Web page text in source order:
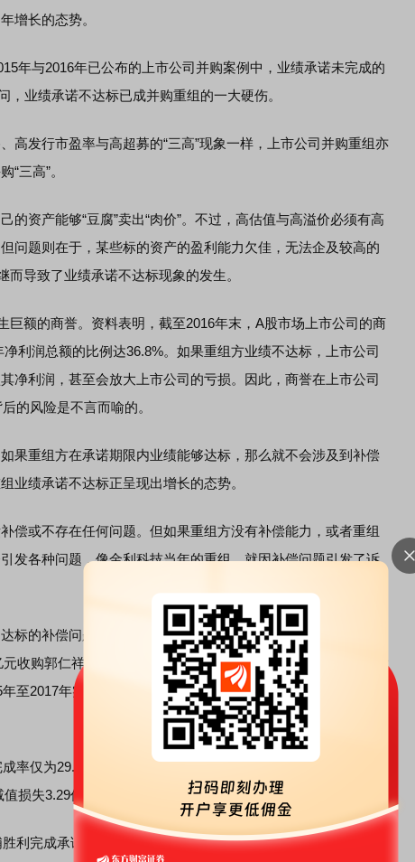
增长的态势。
与2016年已公布的上市公司并购案例中，业绩承诺未完成的
，业绩承诺不达标已成并购重组的一大硬伤。
发行市盈率与高超募的“三高”现象一样，上市公司并购重组亦
三高”。
资产能够“豆腐”卖出“肉价”。不过，高估值与高溢价必须有高
问题则在于，某些标的资产的盈利能力欠佳，无法企及较高的
而导致了业绩承诺不达标现象的发生。
额的商誉。资料表明，截至2016年末，A股市场上市公司的商
利润总额的比例达36.8%。如果重组方业绩不达标，上市公司
净利润，甚至会放大上市公司的亏损。因此，商誉在上市公司
的风险是不言而喻的。
重组方在承诺期限内业绩能够达标，那么就不会涉及到补偿
业绩承诺不达标正呈现出增长的态势。
或不存在任何问题。但如果重组方没有补偿能力，或者重组
发各种问题，像金利科技当年的重组，就因补偿问题引发了诉
的补偿问题，欲采取回购资产的方式逃避补偿。吉艾科技即
收购郭仁祥、宋新军、郭冬梅三人手中持有的安埔胜利100%股
至2017年实现的净利润分别不低于9443.55万元、1.08亿元和
仅为29.57%，2015年至2016年度合计净利润完成率为
损失3.29亿元，导致2016年亏损放大至4.39亿元。
利完成承诺的可能性很小，上市公司方面欲向重组方出售安埔